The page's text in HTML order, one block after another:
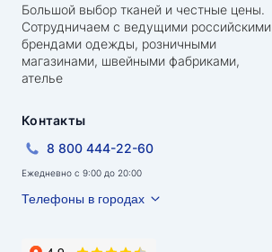
Большой выбор тканей и честные цены.
Сотрудничаем с ведущими российскими
брендами одежды, розничными
магазинами, швейными фабриками,
ателье
Контакты
8 800 444-22-60
Ежедневно с 9:00 до 20:00
Телефоны в городах